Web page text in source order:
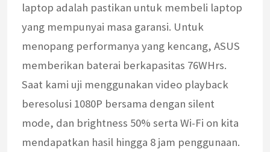
laptop adalah pastikan untuk membeli laptop
yang mempunyai masa garansi. Untuk
menopang performanya yang kencang, ASUS
memberikan baterai berkapasitas 76WHrs.
Saat kami uji menggunakan video playback
beresolusi 1080P bersama dengan silent
mode, dan brightness 50% serta Wi-Fi on kita
mendapatkan hasil hingga 8 jam penggunaan.